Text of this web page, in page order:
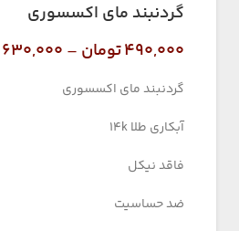
گردنبند مای اکسسوری
۴۹۰,۰۰۰تومان – ۶۳۰,۰۰۰
گردنبند مای اکسسوری
آبکاری طلا 14k
فاقد نیکل
ضد حساسیت